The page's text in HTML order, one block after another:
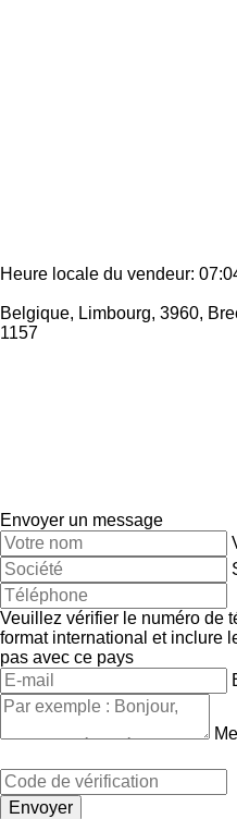
Heure locale du vendeur:
Belgique, Limbourg, 3960,
1157
Envoyer un message
Veuillez vérifier le numéro de
format international et inclure
pas avec ce pays